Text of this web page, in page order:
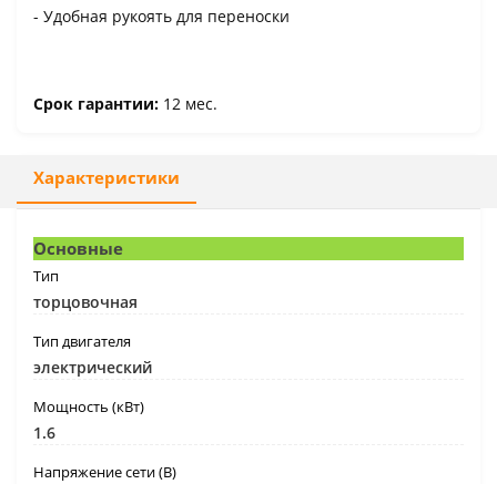
- Удобная рукоять для переноски
Срок гарантии: 12 мес.
Характеристики
Основные
Тип
торцовочная
Тип двигателя
электрический
Мощность (кВт)
1.6
Напряжение сети (В)